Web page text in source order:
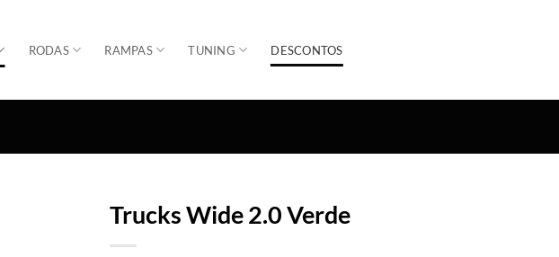
RODAS RAMPAS TUNING DESCONTOS
Trucks Wide 2.0 Verde